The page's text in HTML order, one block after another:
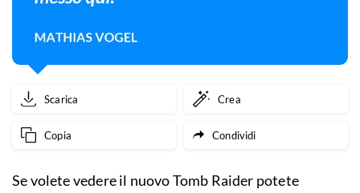
Scarica Crea
Copia Condividi
Se volete vedere il nuovo Tomb Raider potete